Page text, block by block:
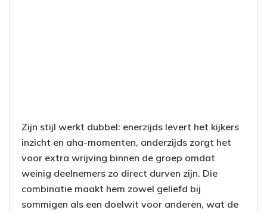
Zijn stijl werkt dubbel: enerzijds levert het kijkers
inzicht en aha-momenten, anderzijds zorgt het
voor extra wrijving binnen de groep omdat
weinig deelnemers zo direct durven zijn. Die
combinatie maakt hem zowel geliefd bij
sommigen als een doelwit voor anderen, wat de